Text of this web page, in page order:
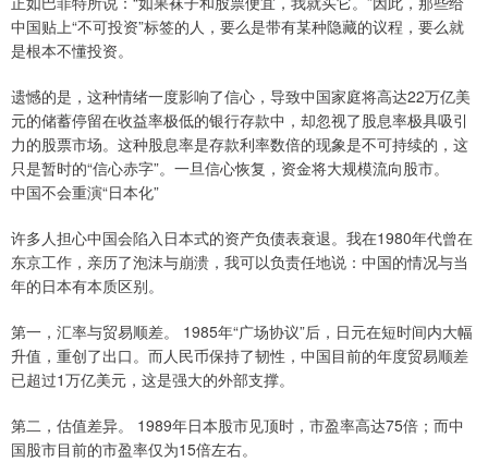
中国贴上“不可投资”标签的人，要么是带有某种隐藏的议程，要么就
是根本不懂投资。
遗憾的是，这种情绪一度影响了信心，导致中国家庭将高达22万亿美
元的储蓄停留在收益率极低的银行存款中，却忽视了股息率极具吸引
力的股票市场。这种股息率是存款利率数倍的现象是不可持续的，这
只是暂时的“信心赤字”。一旦信心恢复，资金将大规模流向股市。
中国不会重演“日本化”
许多人担心中国会陷入日本式的资产负债表衰退。我在1980年代曾在
东京工作，亲历了泡沫与崩溃，我可以负责任地说：中国的情况与当
年的日本有本质区别。
第一，汇率与贸易顺差。 1985年“广场协议”后，日元在短时间内大幅
升值，重创了出口。而人民币保持了韧性，中国目前的年度贸易顺差
已超过1万亿美元，这是强大的外部支撑。
第二，估值差异。 1989年日本股市见顶时，市盈率高达75倍；而中
国股市目前的市盈率仅为15倍左右。